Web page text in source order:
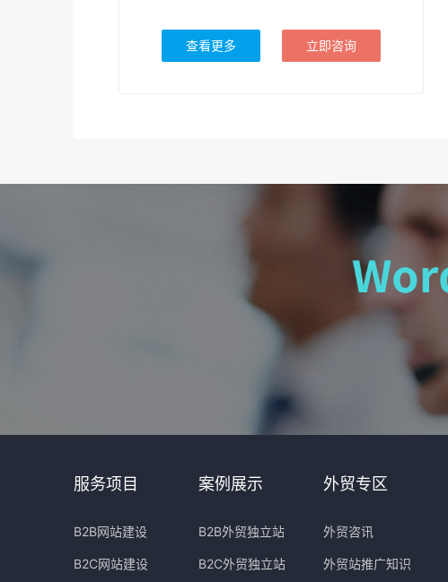
查看更多 立即咨询
服务项目
B2B网站建设
B2C网站建设
案例展示
B2B外贸独立站
B2C外贸独立站
外贸专区
外贸咨讯
外贸站推广知识